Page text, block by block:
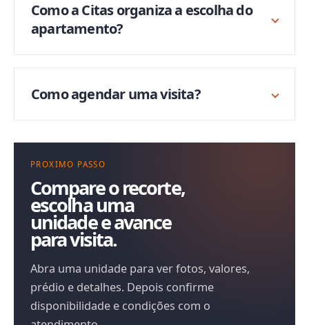
Como a Citas organiza a escolha do
apartamento?
Como agendar uma visita?
PROXIMO PASSO
Compare o recorte,
escolha uma
unidade e avance
para visita.
Abra uma unidade para ver fotos, valores,
prédio e detalhes. Depois confirme
disponibilidade e condições com o